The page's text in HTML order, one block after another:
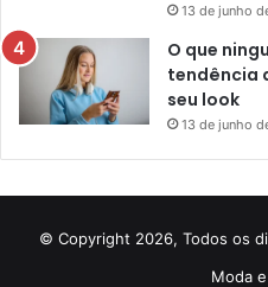
13 de junho
O que
tendência
seu look
13 de junho
© Copyright 2026, Todos os
Moda